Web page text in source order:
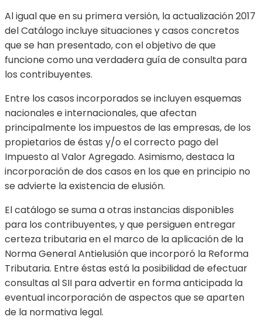
Al igual que en su primera versión, la actualización 2017
del Catálogo incluye situaciones y casos concretos
que se han presentado, con el objetivo de que
funcione como una verdadera guía de consulta para
los contribuyentes.
Entre los casos incorporados se incluyen esquemas
nacionales e internacionales, que afectan
principalmente los impuestos de las empresas, de los
propietarios de éstas y/o el correcto pago del
Impuesto al Valor Agregado. Asimismo, destaca la
incorporación de dos casos en los que en principio no
se advierte la existencia de elusión.
El catálogo se suma a otras instancias disponibles
para los contribuyentes, y que persiguen entregar
certeza tributaria en el marco de la aplicación de la
Norma General Antielusión que incorporó la Reforma
Tributaria. Entre éstas está la posibilidad de efectuar
consultas al SII para advertir en forma anticipada la
eventual incorporación de aspectos que se aparten
de la normativa legal.